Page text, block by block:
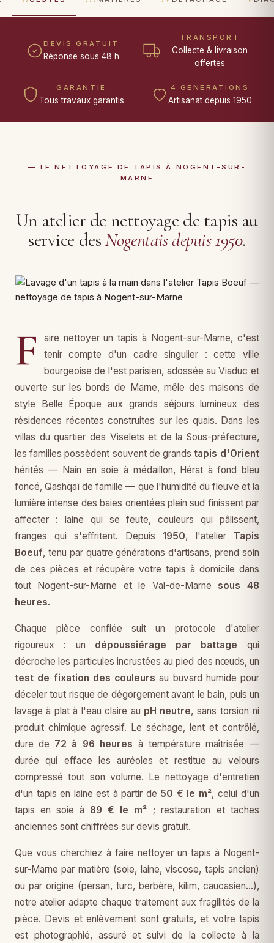
DEVIS GRATUIT
Réponse sous 48 h
TRANSPORT
Collecte & livraison
offertes
GARANTIE
Tous travaux garantis
4 GÉNÉRATIONS
Artisanat depuis 1950
— LE NETTOYAGE DE TAPIS À NOGENT-SUR-
MARNE
Un atelier de nettoyage de tapis au
service desNogentais depuis 1950.
F
aire nettoyer un tapis à Nogent-sur-Marne, c'est
tenir compte d'un cadre singulier : cette ville
bourgeoise de l'est parisien, adossée au Viaduc et
ouverte sur les bords de Marne, mêle des maisons de
style Belle Époque aux grands séjours lumineux des
résidences récentes construites sur les quais. Dans les
villas du quartier des Viselets et de la Sous-préfecture,
les familles possèdent souvent de grands tapis d'Orient
hérités — Nain en soie à médaillon, Hérat à fond bleu
foncé, Qashqaï de famille — que l'humidité du fleuve et la
lumière intense des baies orientées plein sud finissent par
affecter : laine qui se feute, couleurs qui pâlissent,
franges qui s'effritent. Depuis 1950, l'atelier Tapis
Boeuf, tenu par quatre générations d'artisans, prend soin
de ces pièces et récupère votre tapis à domicile dans
tout Nogent-sur-Marne et le Val-de-Marne sous 48
heures.
Chaque pièce confiée suit un protocole d'atelier
rigoureux : un dépoussiérage par battage qui
décroche les particules incrustées au pied des nœuds, un
test de fixation des couleurs au buvard humide pour
déceler tout risque de dégorgement avant le bain, puis un
lavage à plat à l'eau claire au pH neutre, sans torsion ni
produit chimique agressif. Le séchage, lent et contrôlé,
dure de 72 à 96 heures à température maîtrisée —
durée qui efface les auréoles et restitue au velours
compressé tout son volume. Le nettoyage d'entretien
d'un tapis en laine est à partir de 50 € le m², celui d'un
tapis en soie à 89 € le m² ; restauration et taches
anciennes sont chiffrées sur devis gratuit.
Que vous cherchiez à faire nettoyer un tapis à Nogent-
sur-Marne par matière (soie, laine, viscose, tapis ancien)
ou par origine (persan, turc, berbère, kilim, caucasien…),
notre atelier adapte chaque traitement aux fragilités de la
pièce. Devis et enlèvement sont gratuits, et votre tapis
est photographié, assuré et suivi de la collecte à la